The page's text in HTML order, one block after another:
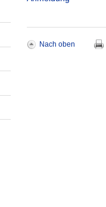
Nach oben